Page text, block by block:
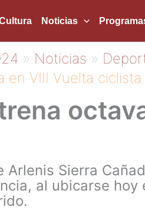
Noticias
Noticias
VIII Vuelta ciclista
Sierra
al ubicarse